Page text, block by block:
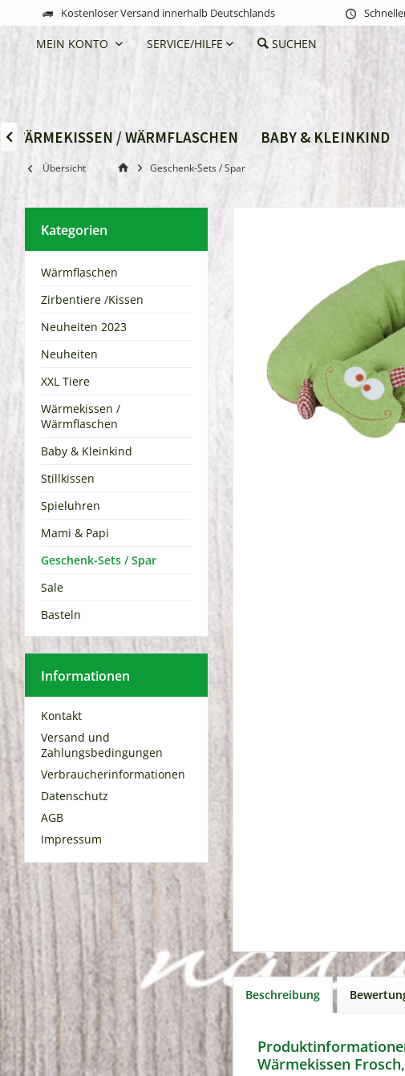
Kostenloser Versand innerhalb Deutschlands
MEIN KONTO SERVICE/HILFE SUCHEN
WÄRMEKISSEN / WÄRMFLASCHEN BABY & KLEINKIND

Übersicht Geschenk-Sets / Spar
Kategorien
Wärmflaschen
Zirbentiere /Kissen
Neuheiten 2023
Neuheiten
XXL Tiere
Wärmekissen /
Wärmflaschen
Baby & Kleinkind
Stillkissen
Spieluhren
Mami & Papi
Geschenk-Sets / Spar
Sale
Basteln
Informationen
Kontakt
Versand und
Zahlungsbedingungen
Verbraucherinformationen
Datenschutz
AGB
Impressum
Beschreibung
Wärmekissen